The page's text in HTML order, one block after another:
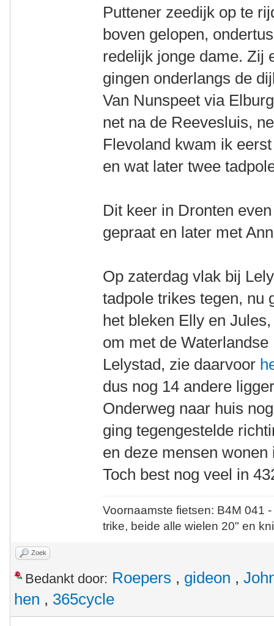
Puttener zeedijk op te
boven gelopen,
redelijk jonge dame. Zij
gingen onderlangs de
Van Nunspeet via
net na de Reevesluis,
Flevoland kwam ik
en wat later twee
Dit keer in Dronten
gepraat en later met
Op zaterdag vlak bij
tadpole trikes tegen, nu
het bleken Elly en
om met de
Lelystad, zie daarvoor
dus nog 14 andere
Onderweg naar huis
ging tegengestelde
en deze mensen
Toch best nog veel in
Voornaamste fietsen: B4M
trike, beide alle wielen 20" en
Zoek
Bedankt door: Roepers , gideon ,
hen , 365cycle